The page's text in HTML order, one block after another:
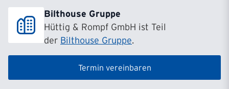
Bilthouse Gruppe
Hüttig & Rompf GmbH ist Teil
der Bilthouse Gruppe.
Termin vereinbaren